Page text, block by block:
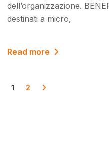
dell’organizzazione.
destinati a micro,
Read more
1 2